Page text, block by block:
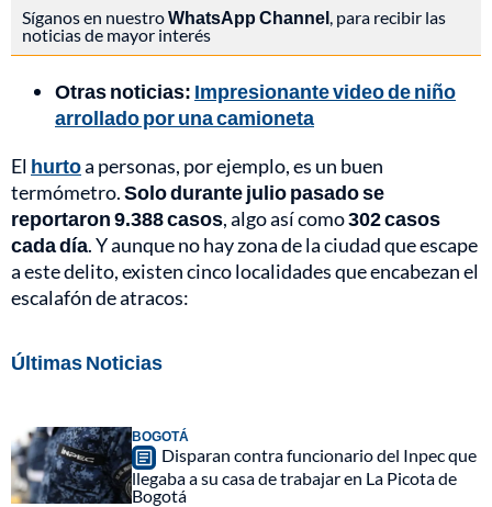
Síganos en nuestroWhatsApp Channel , para recibir las
noticias de mayor interés
Otras noticias: Impresionante video de niño
arrollado por una camioneta
El hurtoa personas, por ejemplo, es un buen
termómetro.Solo durante julio pasado se
reportaron 9.388 casos, algo así como302 casos
cada día. Y aunque no hay zona de la ciudad que escape
a este delito, existen cinco localidades que encabezan el
escalafón de atracos:
Últimas Noticias
BOGOTÁ
Disparan contra funcionario del Inpec que
llegaba a su casa de trabajar en La Picota de
Bogotá